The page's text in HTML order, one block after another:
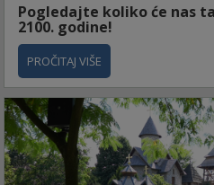
Pogledajte koliko će nas
2100. godine!
PROČITAJ VIŠE